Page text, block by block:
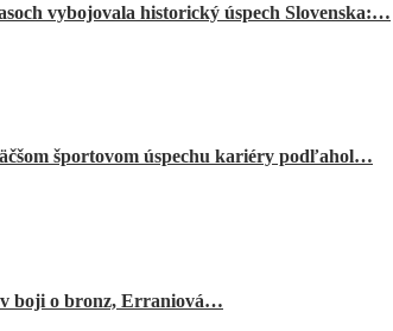
vybojovala historický úspech Slovenska:…
športovom úspechu kariéry podľahol…
boji o bronz, Erraniová…